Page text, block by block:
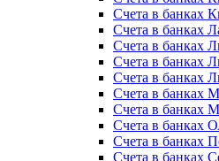
Счета в банках
Счета в банках
Счета в банках
Счета в банках
Счета в банках
Счета в банках
Счета в банках
Счета в банках
Счета в банках
Счета в банках